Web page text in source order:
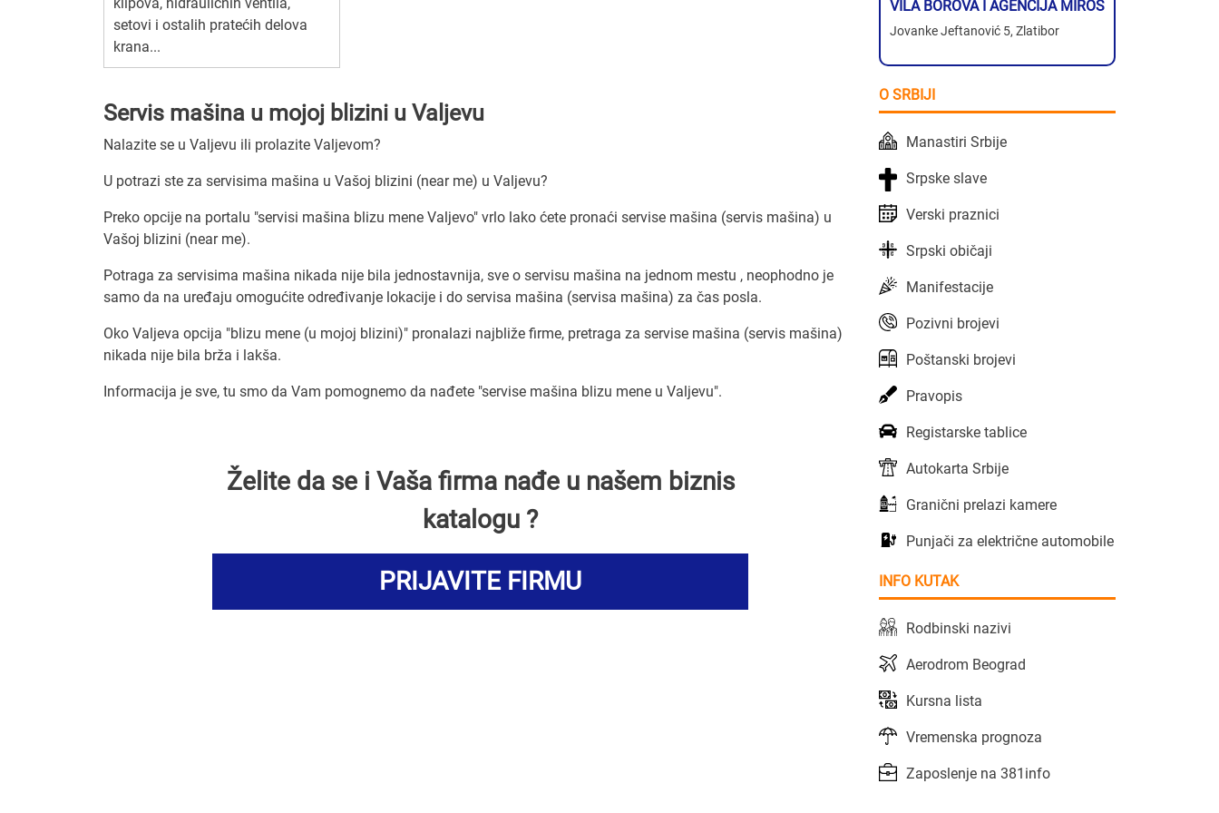
setovi i ostalih pratećih delova
krana...
Servis mašina u mojoj blizini u Valjevu
Nalazite se u Valjevu ili prolazite Valjevom?
U potrazi ste za servisima mašina u Vašoj blizini (near me) u Valjevu?
Preko opcije na portalu "servisi mašina blizu mene Valjevo" vrlo lako ćete pronaći servise mašina (servis mašina) u
Vašoj blizini (near me).
Potraga za servisima mašina nikada nije bila jednostavnija, sve o servisu mašina na jednom mestu , neophodno je
samo da na uređaju omogućite određivanje lokacije i do servisa mašina (servisa mašina) za čas posla.
Oko Valjeva opcija "blizu mene (u mojoj blizini)" pronalazi najbliže firme, pretraga za servise mašina (servis mašina)
nikada nije bila brža i lakša.
Informacija je sve, tu smo da Vam pomognemo da nađete "servise mašina blizu mene u Valjevu".
Želite da se i Vaša firma nađe u našem biznis
katalogu ?
PRIJAVITE FIRMU
VILA BOROVA I AGENCIJA MIROS
Jovanke Jeftanović 5, Zlatibor
O SRBIJI
Manastiri Srbije
Srpske slave
Verski praznici
Srpski običaji
Manifestacije
Pozivni brojevi
Poštanski brojevi
Pravopis
Registarske tablice
Autokarta Srbije
Granični prelazi kamere
Punjači za električne automobile
INFO KUTAK
Rodbinski nazivi
Aerodrom Beograd
Kursna lista
Vremenska prognoza
Zaposlenje na 381info